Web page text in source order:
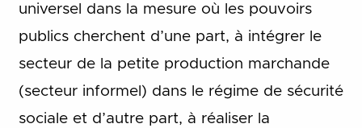
universel dans la mesure où les pouvoirs
publics cherchent d’une part, à intégrer le
secteur de la petite production marchande
(secteur informel) dans le régime de sécurité
sociale et d’autre part, à réaliser la